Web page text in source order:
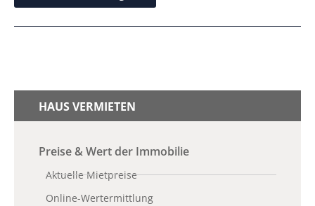
HAUS VERMIETEN
Preise & Wert der Immobilie
Aktuelle Mietpreise
Online-Wertermittlung